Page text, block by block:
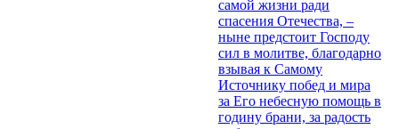
самой жизни ради
спасения Отечества, –
ныне предстоит Господу
сил в молитве, благодарно
взывая к Самому
Источнику побед и мира
за Его небесную помощь в
годину брани, за радость